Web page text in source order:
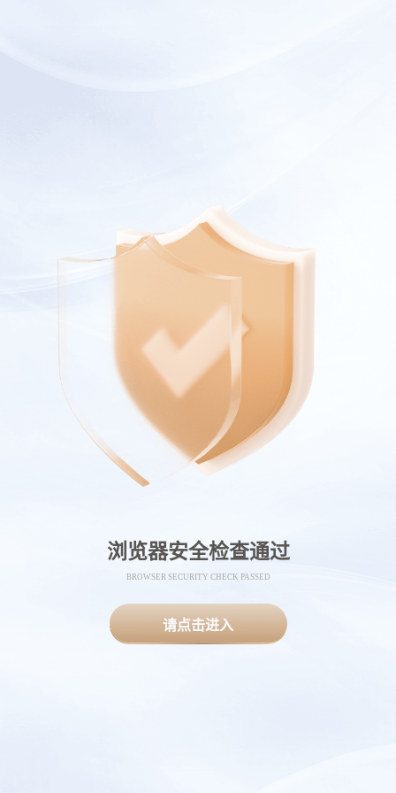
浏览器安全检查通过
BROWSER SECURITY CHECK PASSED
请点击进入